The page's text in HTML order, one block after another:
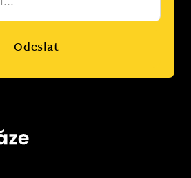
Odeslat